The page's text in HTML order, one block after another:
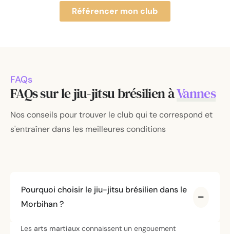
Référencer mon club
FAQs
FAQs sur le jiu-jitsu brésilien àVannes
Nos conseils pour trouver le club qui te correspond et
s'entraîner dans les meilleures conditions
Pourquoi choisir le jiu-jitsu brésilien dans le
Morbihan ?
Les arts martiaux connaissent un engouement